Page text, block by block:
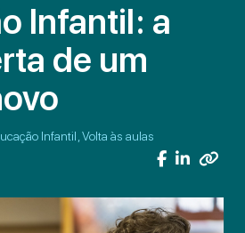
Infantil: a
de um
Infantil, Volta às aulas